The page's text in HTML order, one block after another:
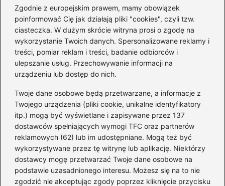
Zgodnie z europejskim prawem, mamy obowiązek
poinformować Cię jak działają pliki "cookies", czyli tzw.
ciasteczka. W dużym skrócie witryna prosi o zgodę na
wykorzystanie Twoich danych. Spersonalizowane reklamy i
treści, pomiar reklam i treści, badanie odbiorców i
ulepszanie usług. Przechowywanie informacji na
urządzeniu lub dostęp do nich.
Twoje dane osobowe będą przetwarzane, a informacje z
Twojego urządzenia (pliki cookie, unikalne identyfikatory
itp.) mogą być wyświetlane i zapisywane przez 137
dostawców spełniających wymogi TFC oraz partnerów
reklamowych (62) lub im udostępniane. Mogą też być
wykorzystywane przez tę witrynę lub aplikację. Niektórzy
dostawcy mogę przetwarzać Twoje dane osobowe na
podstawie uzasadnionego interesu. Możesz się na to nie
zgodzić nie akceptując zgody poprzez kliknięcie przycisku
zatrzymać się na chwilę, zanurzyć w słowa i zobaczyć, jak
wiele potrafią one powiedzieć o nas samych. To moja
przestrzeń dialogu z literaturą — i zaproszenie, abyście do
mnie dołączyli.
←
Magia słów: inspirujące cytaty o pięknej kobiecie
→
Odkryj tajniki uwodzenia z pomocą gry książkowej
Dodaj komentarz
Twój adres email nie zostanie opublikowany.
Wymagane pola są oznaczone*
Komentarz*